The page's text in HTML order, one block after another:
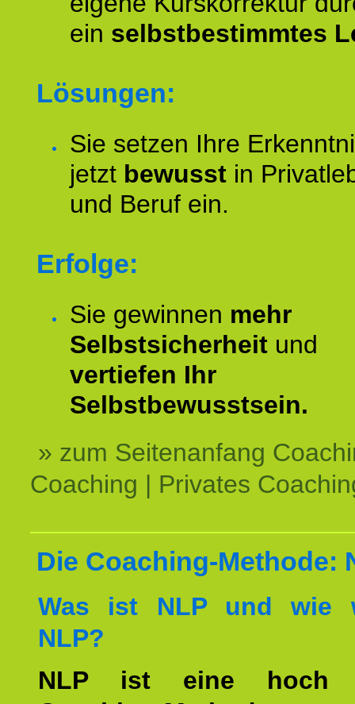
ein selbstbestimmtes
Lösungen:
Sie setzen Ihre
jetzt bewusst in
und Beruf ein.
Erfolge:
Sie gewinnen mehr
Selbstsicherheit und
vertiefen Ihr
Selbstbewusstsein.
» zum Seitenanfang
Coaching | Privates
Die Coaching-Methode:
Was ist NLP und wie
NLP?
NLP ist eine hoch